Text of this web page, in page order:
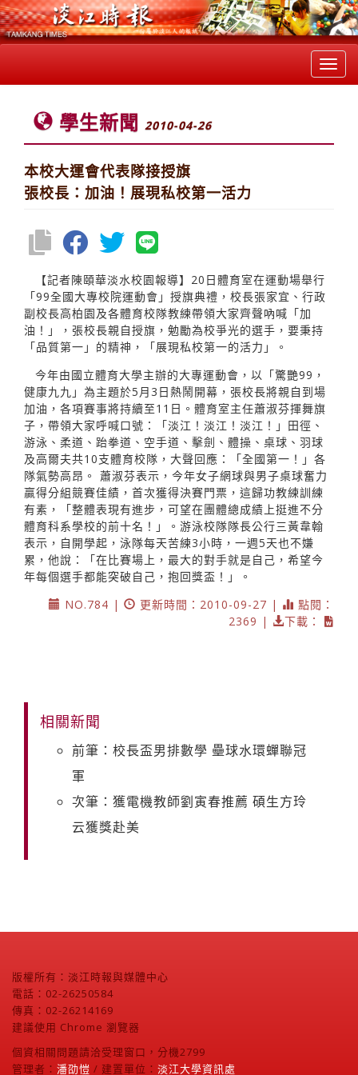
學生新聞 2010-04-26
本校大運會代表隊接授旗
張校長：加油！展現私校第一活力
【記者陳頤華淡水校園報導】20日體育室在運動場舉行
「99全國大專校院運動會」授旗典禮，校長張家宜、行政
副校長高柏園及各體育校隊教練帶領大家齊聲吶喊「加
油！」，張校長親自授旗，勉勵為校爭光的選手，要秉持
「品質第一」的精神，「展現私校第一的活力」。
今年由國立體育大學主辦的大專運動會，以「驚艷99，
健康九九」為主題於5月3日熱鬧開幕，張校長將親自到場
加油，各項賽事將持續至11日。體育室主任蕭淑芬揮舞旗
子，帶領大家呼喊口號：「淡江！淡江！淡江！」田徑、
游泳、柔道、跆拳道、空手道、擊劍、體操、桌球、羽球
及高爾夫共10支體育校隊，大聲回應：「全國第一！」各
隊氣勢高昂。 蕭淑芬表示，今年女子網球與男子桌球奮力
贏得分組競賽佳績，首次獲得決賽門票，這歸功教練訓練
有素，「整體表現有進步，可望在團體總成績上挺進不分
體育科系學校的前十名！」。游泳校隊隊長公行三黃韋翰
表示，自開學起，泳隊每天苦練3小時，一週5天也不嫌
累，他說：「在比賽場上，最大的對手就是自己，希望今
年每個選手都能突破自己，抱回獎盃！」。
NO.784 |
更新時間：2010-09-27 |
點閱：
2369 |
下載：
相關新聞
前筆：校長盃男排數學 壘球水環蟬聯冠
軍
次筆：獲電機教師劉寅春推薦 碩生方玲
云獲獎赴美
版權所有：淡江時報與媒體中心
電話：02-26250584
傳真：02-26214169
建議使用 Chrome 瀏覽器
個資相關問題請洽受理窗口，分機2799
管理者： 潘劭愷 / 建置單位： 淡江大學資訊處